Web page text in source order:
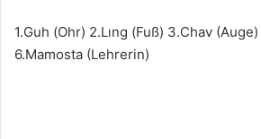
1.Guh (Ohr) 2.Lıng (Fuß) 3.Chav
6.Mamosta (Lehrerin)